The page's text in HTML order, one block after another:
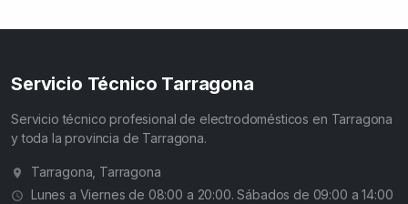
Servicio Técnico Tarragona
Servicio técnico profesional de electrodomésticos en Tarragona
y toda la provincia de Tarragona.
Tarragona, Tarragona
Lunes a Viernes de 08:00 a 20:00. Sábados de 09:00 a 14:00